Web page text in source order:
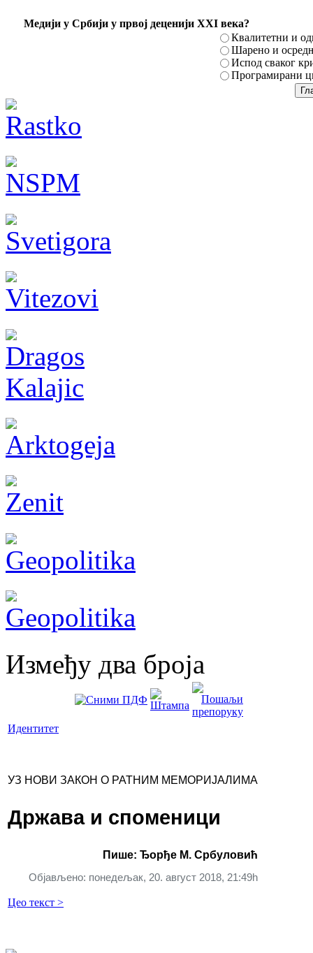
Mедији у Србији у првој деценији XXI века?
Квалитетни и
Шарено и
Испод сваког
Програмирани
Између два броја
Идентитет
УЗ НОВИ ЗАКОН О РАТНИМ МЕМОРИЈАЛИМА
Држава и споменици
Пише: Ђорђе М. Србуловић
Објављено: понедељак, 20. август 2018, 21:49h
Цео текст >